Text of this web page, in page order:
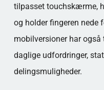
tilpasset touchskærme,
og holder fingeren nede
mobilversioner har
daglige udfordringer,
delingsmuligheder.